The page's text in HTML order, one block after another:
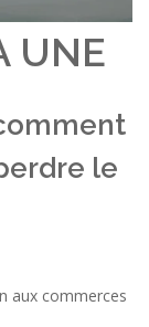
UNE
le
aux commerces